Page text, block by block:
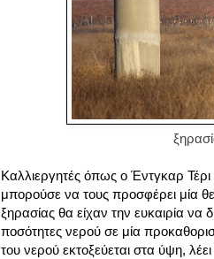
Καλλιεργητές όπως ο Έντγκαρ
μπορούσε να τους προσφέρει μία
ξηρασίας θα είχαν την ευκαιρία να
ποσότητες νερού σε μία
του νερού εκτοξεύεται στα ύψη,